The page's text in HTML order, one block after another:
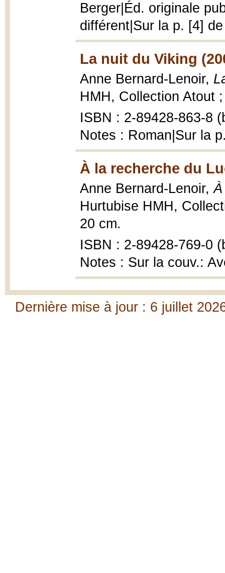
Berger|Éd. originale
différent|Sur la p. [4]
La nuit du Viking
Anne Bernard-Lenoir,
HMH, Collection Atout
ISBN : 2-89428-863-8
Notes : Roman|Sur la
À la recherche du
Anne Bernard-Lenoir,
Hurtubise HMH,
20 cm.
ISBN : 2-89428-769-0
Notes : Sur la couv.:
Dernière mise à jour : 6 juillet